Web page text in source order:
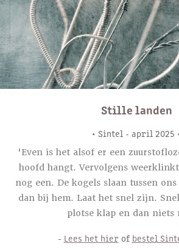
Stille landen
• Sintel - april 2025
'Even is het alsof er een
hoofd hangt. Vervolgens
nog een. De kogels slaan tussen
dan bij hem. Laat het snel zijn.
plotse klap en dan niets
- Lees het hier of bestel